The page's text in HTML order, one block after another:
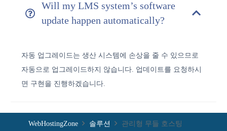
Will my LMS system’s software
update happen automatically?
자동 업그레이드는 생산 시스템에 손상을 줄 수 있으므로
자동으로 업그레이드하지 않습니다. 업데이트를 요청하시
면 구현을 진행하겠습니다.
WebHostingZone 솔루션 관리형 무들 호스팅